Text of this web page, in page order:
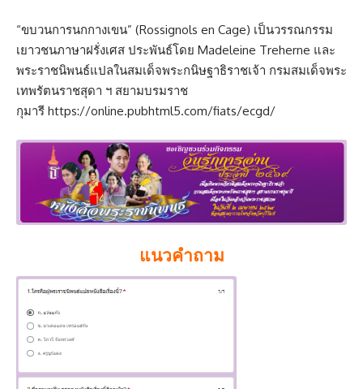
“ขบวนการนกกางเขน” (Rossignols en Cage) เป็นวรรณกรรม
เยาวชนภาษาฝรั่งเศส ประพันธ์โดย Madeleine Treherne และ
พระราชนิพนธ์แปลในสมเด็จพระกนิษฐาธิราชเจ้า กรมสมเด็จพระ
เทพรัตนราชสุดา ฯ สยามบรมราช
กุมารี https://online.pubhtml5.com/fiats/ecgd/
แนวคำถาม